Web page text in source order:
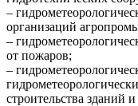
–
организаций
–
от пожаров;
–
строительства зданий